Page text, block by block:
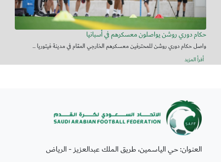
حكام دوري روشن يواصلون معسكرهم في أسبانيا
واصل حكام دوري روشن للمحترفين معسكرهم الخارجي المقام في مدينة فيتوريا ...
أقرأ المزيد
العنوان: حي الياسمين، طريق الملك عبدالعزيز - الرياض